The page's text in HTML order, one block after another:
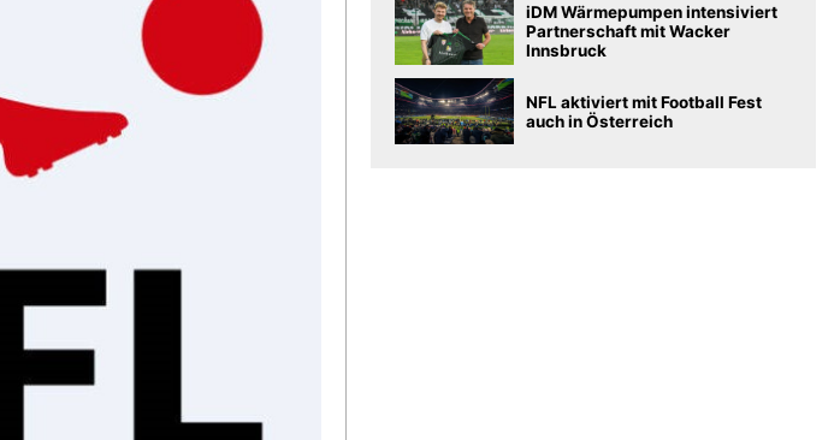
iDM Wärmepumpen intensiviert
Partnerschaft mit Wacker
Innsbruck
NFL aktiviert mit Football Fest
auch in Österreich